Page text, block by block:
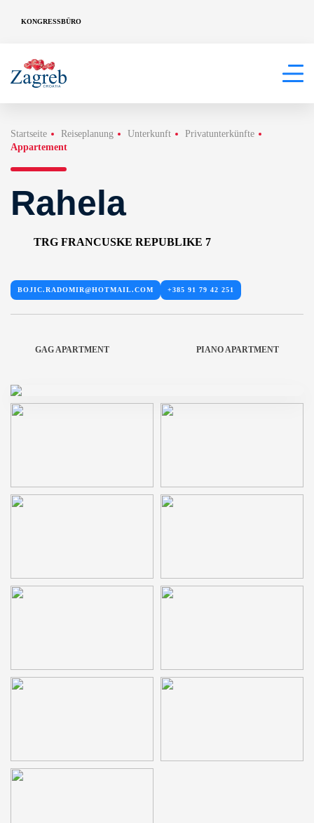
KONGRESSBÜRO
Startseite Reiseplanung Unterkunft
Privatunterkünfte
Appartement
Rahela
TRG FRANCUSKE REPUBLIKE 7
BOJIC.RADOMIR@HOTMAIL.COM +385 91 79 42 251
GAG APARTMENT PIANO APARTMENT